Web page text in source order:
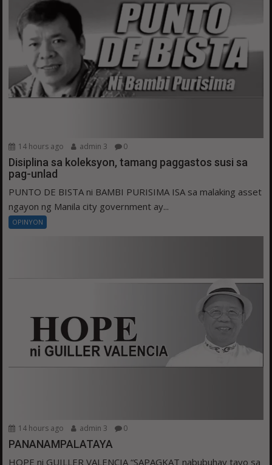
14 hours ago admin 3 0
Disiplina sa koleksyon, tamang paggastos susi sa
pag-unlad
PUNTO DE BISTA ni BAMBI PURISIMA ISA sa malaking asset
ngayon ng Manila city government ay...
OPINYON
14 hours ago admin 3 0
PANANAMPALATAYA
HOPE ni GUILLER VALENCIA “SAPAGKAT nabubuhay tayo sa